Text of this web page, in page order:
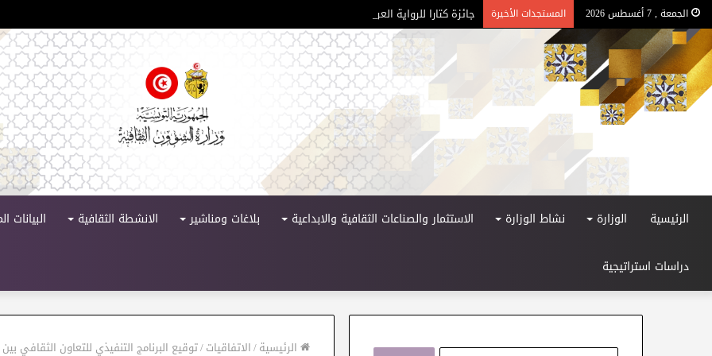
الجمعة , 7 أغسطس 2026 المستجدات الأخيرة جائزة كتارا للرواية العربية – الدورة 11
الرئيسية الوزارة نشاط الوزارة الاستثمار والصناعات الثقافية والابداعية بلاغات ومناشير الانشطة الثقافية البيانات
دراسات استراتيجية
الرئيسية/الاتفاقيات/توقيع البرنامج التنفيذي للتعاون الثقافي